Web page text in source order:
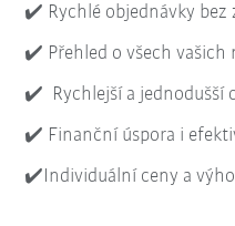
✔️ Rychlé objednávky bez
✔️ Přehled o všech vašich
✔️ Rychlejší a jednodušší
✔️ Finanční úspora i
✔️Individuální ceny a